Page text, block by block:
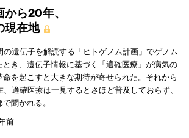
ら20年、
現在地
の遺伝子を解読する「ヒトゲノム計画」でゲノム
とき、遺伝子情報に基づく「適確医療」が病気の
を起こすと大きな期待が寄せられた。それから
適確医療は一見するとさほど普及しておらず、
聞かれる。
前